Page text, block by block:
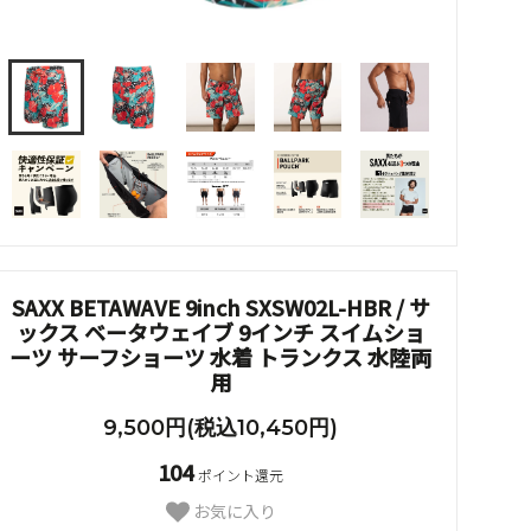
SAXX BETAWAVE 9inch SXSW02L-HBR / サ
ックス ベータウェイブ 9インチ スイムショ
ーツ サーフショーツ 水着 トランクス 水陸両
用
9,500円(税込10,450円)
104ポイント還元
お気に入り